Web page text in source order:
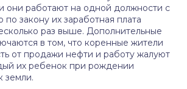
они работают на одной должности с
по закону их заработная плата
раз выше. Дополнительные
в том, что коренные жители
от продажи нефти и работу жалуют
их ребенок при рождении
земли.